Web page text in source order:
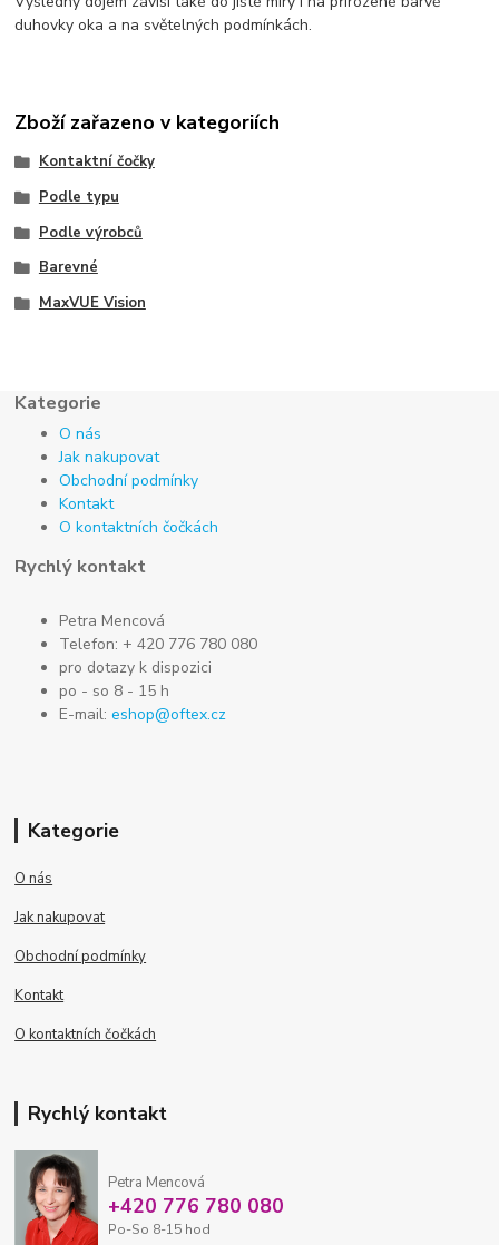
duhovky oka a na světelných podmínkách.
Zboží zařazeno v kategoriích
Kontaktní čočky
Podle typu
Podle výrobců
Barevné
MaxVUE Vision
Kategorie
O nás
Jak nakupovat
Obchodní podmínky
Kontakt
O kontaktních čočkách
Rychlý kontakt
Petra Mencová
Telefon: + 420 776 780 080
pro dotazy k dispozici
po - so 8 - 15 h
E-mail:eshop@oftex.cz
Kategorie
O nás
Jak nakupovat
Obchodní podmínky
Kontakt
O kontaktních čočkách
Rychlý kontakt
Petra Mencová
+420 776 780 080
Po-So 8-15 hod